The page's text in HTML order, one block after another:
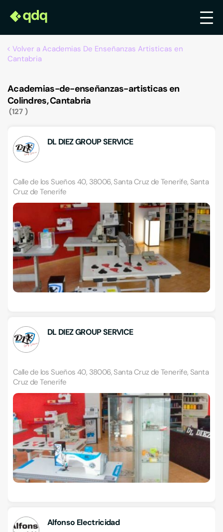
Volver a Academias De Enseñanzas Artisticas en
Cantabria
Academias-de-enseñanzas-artisticas en
Colindres, Cantabria
127
DL DIEZ GROUP SERVICE
Calle de los Sueños 40, 38006, Santa Cruz de Tenerife, Santa
Cruz de Tenerife
DL DIEZ GROUP SERVICE
Calle de los Sueños 40, 38006, Santa Cruz de Tenerife, Santa
Cruz de Tenerife
Alfonso Electricidad